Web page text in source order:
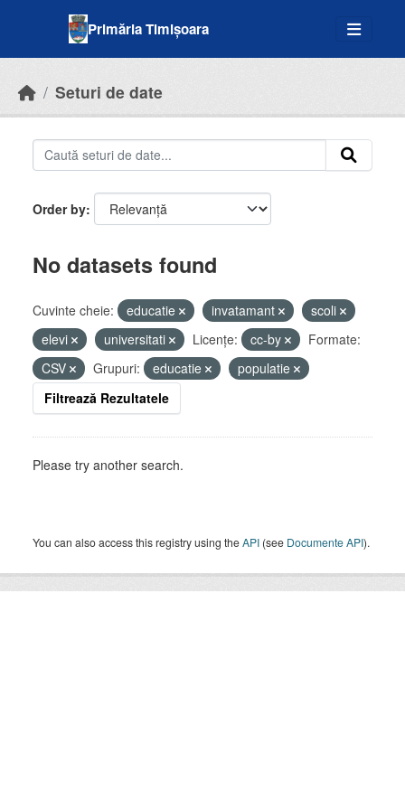
Primăria Timișoara
Seturi de date
Order by
No datasets found
Cuvinte cheie: educatie invatamant
scoli
elevi
universitati Licenţe: cc-by
Formate:
CSV
Grupuri: educatie
populatie
Filtrează Rezultatele
Please try another search.
You can also access this registry using theAPI (see Documente API).